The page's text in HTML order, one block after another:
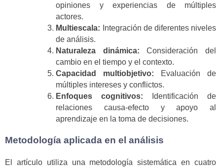
opiniones y experiencias de múltiples
actores.
Multiescala: Integración de diferentes niveles
de análisis.
Naturaleza dinámica: Consideración del
cambio en el tiempo y el contexto.
Capacidad multiobjetivo: Evaluación de
múltiples intereses y conflictos.
Enfoques cognitivos: Identificación de
relaciones causa-efecto y apoyo al
aprendizaje en la toma de decisiones.
Metodología aplicada en el análisis
El artículo utiliza una metodología sistemática en cuatro